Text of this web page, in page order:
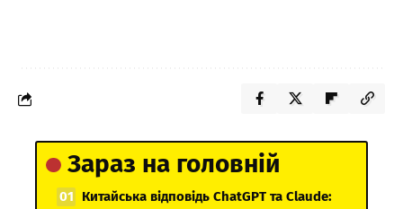
Зараз на головній
Китайська відповідь ChatGPT та Claude: